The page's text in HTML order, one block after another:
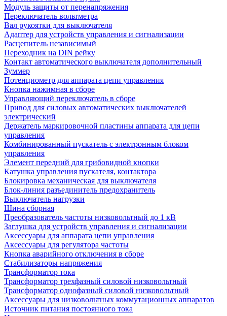
Модуль защиты от перенапряжения
Переключатель вольтметра
Вал рукоятки для выключателя
Адаптер для устройств управления и сигнализации
Расцепитель независимый
Переходник на DIN рейку
Контакт автоматического выключателя дополнительный
Зуммер
Потенциометр для аппарата цепи управления
Кнопка нажимная в сборе
Управляющий переключатель в сборе
Привод для силовых автоматических выключателей
электрический
Держатель маркировочной пластины аппарата для цепи
управления
Комбинированный пускатель с электронным блоком
управления
Элемент передний для грибовидной кнопки
Катушка управления пускателя, контактора
Блокировка механическая для выключателя
Блок-линия разъединитель предохранитель
Выключатель нагрузки
Шина сборная
Преобразователь частоты низковольтный до 1 кВ
Заглушка для устройств управления и сигнализации
Аксессуары для аппарата цепи управления
Аксессуары для регулятора частоты
Кнопка аварийного отключения в сборе
Стабилизаторы напряжения
Трансформатор тока
Трансформатор трехфазный силовой низковольтный
Трансформатор однофазный силовой низковольтный
Аксессуары для низковольтных коммутационных аппаратов
Источник питания постоянного тока